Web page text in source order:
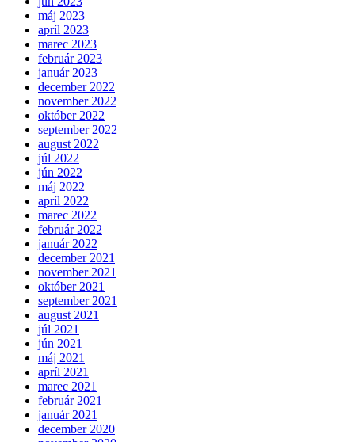
máj 2023
apríl 2023
marec 2023
február 2023
január 2023
december 2022
november 2022
október 2022
september 2022
august 2022
júl 2022
jún 2022
máj 2022
apríl 2022
marec 2022
február 2022
január 2022
december 2021
november 2021
október 2021
september 2021
august 2021
júl 2021
jún 2021
máj 2021
apríl 2021
marec 2021
február 2021
január 2021
december 2020